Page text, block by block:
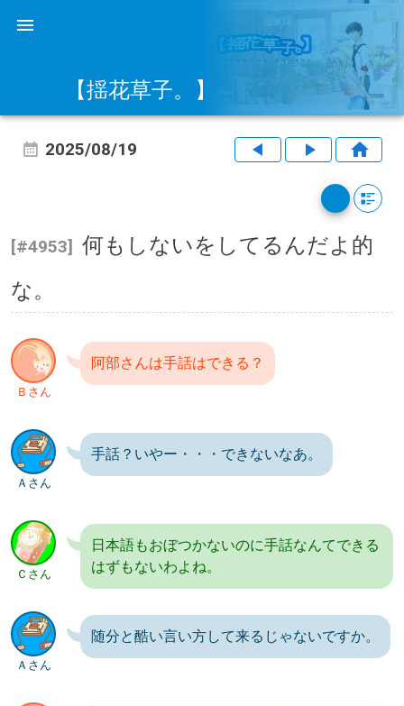
【揺花草子。】
2025/08/19
[#4953]
何もしないをしてるんだよ的
な。
Ｂさん
阿部さんは手話はできる？
Ａさん
手話？いやー・・・できないなあ。
Ｃさん
日本語もおぼつかないのに手話なんてできる
はずもないわよね。
Ａさん
随分と酷い言い方して来るじゃないですか。